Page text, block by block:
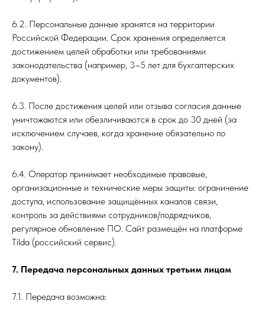
6.2. Персональные данные хранятся на территории
Российской Федерации. Срок хранения определяется
достижением целей обработки или требованиями
законодательства (например, 3–5 лет для бухгалтерских
документов).
6.3. После достижения целей или отзыва согласия данные
уничтожаются или обезличиваются в срок до 30 дней (за
исключением случаев, когда хранение обязательно по
закону).
6.4. Оператор принимает необходимые правовые,
организационные и технические меры защиты: ограничение
доступа, использование защищённых каналов связи,
контроль за действиями сотрудников/подрядчиков,
регулярное обновление ПО. Сайт размещён на платформе
Tilda (российский сервис).
7. Передача персональных данных третьим лицам
7.1. Передача возможна: